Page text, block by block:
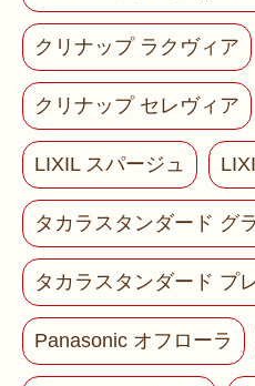
クリナップ ラクヴィア
クリナップ セレヴィア
LIXIL スパージュ
タカラスタンダード グ
タカラスタンダード プ
Panasonic オフローラ